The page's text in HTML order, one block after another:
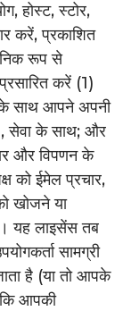
होस्ट, स्टोर,
करें, प्रकाशित
रूप से
करें (1)
साथ आपने अपनी
सेवा के साथ; और
और विपणन के
को ईमेल प्रचार,
खोजने या
यह लाइसेंस तब
सामग्री
है (या तो आपके
कि आपकी